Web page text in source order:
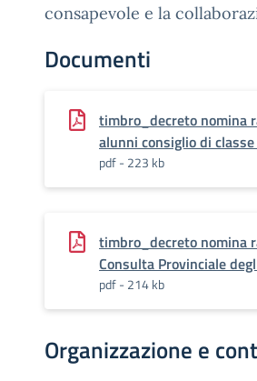
consapevole e la
Documenti
timbro_decreto nomina
alunni consiglio di
pdf - 223 kb
timbro_decreto nomina
Consulta Provinciale
pdf - 214 kb
Organizzazione e